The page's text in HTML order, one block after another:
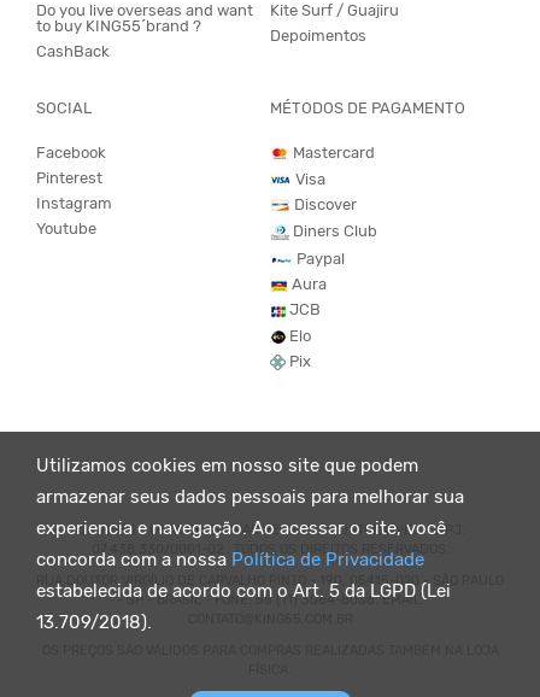
Utilizamos cookies em nosso site que podem
armazenar seus dados pessoais para melhorar sua
experiencia e navegação. Ao acessar o site, você
concorda com a nossa Política de Privacidade
estabelecida de acordo com o Art. 5 da LGPD (Lei
13.709/2018).
Do you live overseas and want
to buy KING55´brand ?
CashBack
Kite Surf / Guajiru
Depoimentos
SOCIAL
Facebook
Pinterest
Instagram
Youtube
MÉTODOS DE PAGAMENTO
Mastercard
Visa
Discover
Diners Club
Paypal
Aura
JCB
Elo
Pix
© KING55 - LOJA DE ROUPAS VEGANO E SUSTENTÁVEL. CNPJ:
07.438.330/0001-02 . TODOS OS DIREITOS RESERVADOS.
RUA DOUTOR VIRGÍLIO DE CARVALHO PINTO - 190, 05415-020 - SÃO PAULO
- SP - BRASIL - FONE: 55 (11) 3064-8056. EMAIL: